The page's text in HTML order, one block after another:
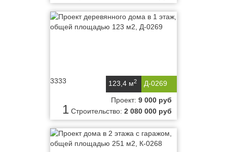
3333 Д-0269
123,4 м2
1
Проект: 9 000 руб
Строительство: 2 080 000 руб